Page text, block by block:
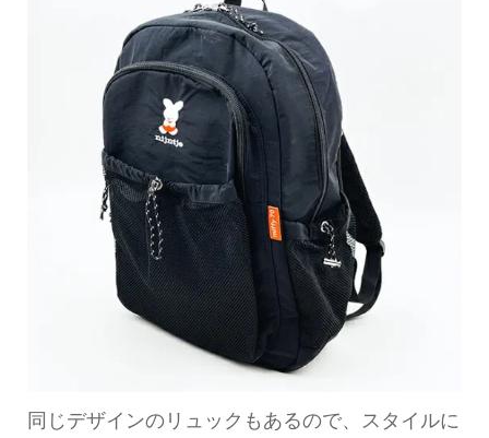
同じデザインのリュックもあるので、スタイルに